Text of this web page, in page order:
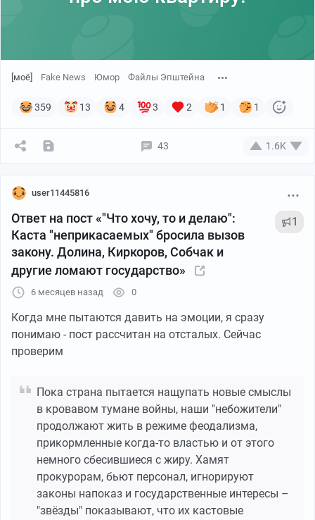
[моё] Fake News Юмор Файлы Эпштейна
359 13 4 3 2 1 1
43 1.6K
user11445816
Ответ на пост «"Что хочу, то и делаю":
Каста "неприкасаемых" бросила вызов
закону. Долина, Киркоров, Собчак и
другие ломают государство»
1
6 месяцев назад 0
Когда мне пытаются давить на эмоции, я сразу
понимаю - пост рассчитан на отсталых. Сейчас
проверим
Пока страна пытается нащупать новые смыслы
в кровавом тумане войны, наши "небожители"
продолжают жить в режиме феодализма,
прикормленные когда-то властью и от этого
немного сбесившиеся с жиру. Хамят
прокурорам, бьют персонал, игнорируют
законы напоказ и государственные интересы –
"звёзды" показывают, что их кастовые